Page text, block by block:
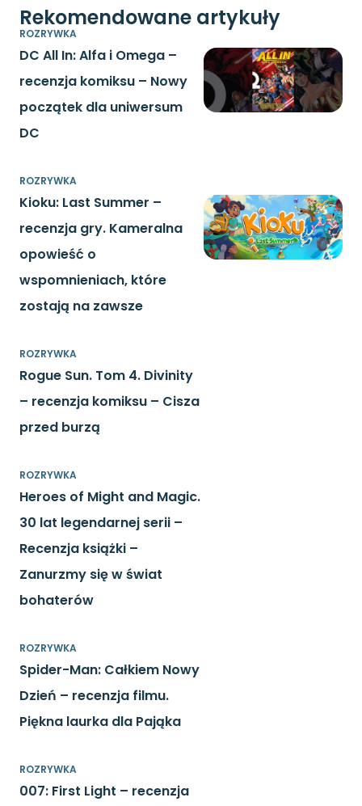
Rekomendowane artykuły
ROZRYWKA
DC All In: Alfa i Omega –
recenzja komiksu – Nowy
początek dla uniwersum
DC
ROZRYWKA
Kioku: Last Summer –
recenzja gry. Kameralna
opowieść o
wspomnieniach, które
zostają na zawsze
ROZRYWKA
Rogue Sun. Tom 4. Divinity
– recenzja komiksu – Cisza
przed burzą
ROZRYWKA
Heroes of Might and Magic.
30 lat legendarnej serii –
Recenzja książki –
Zanurzmy się w świat
bohaterów
ROZRYWKA
Spider-Man: Całkiem Nowy
Dzień – recenzja filmu.
Piękna laurka dla Pająka
ROZRYWKA
007: First Light – recenzja